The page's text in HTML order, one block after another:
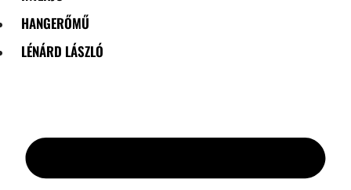
HANGERŐMŰ
LÉNÁRD LÁSZLÓ